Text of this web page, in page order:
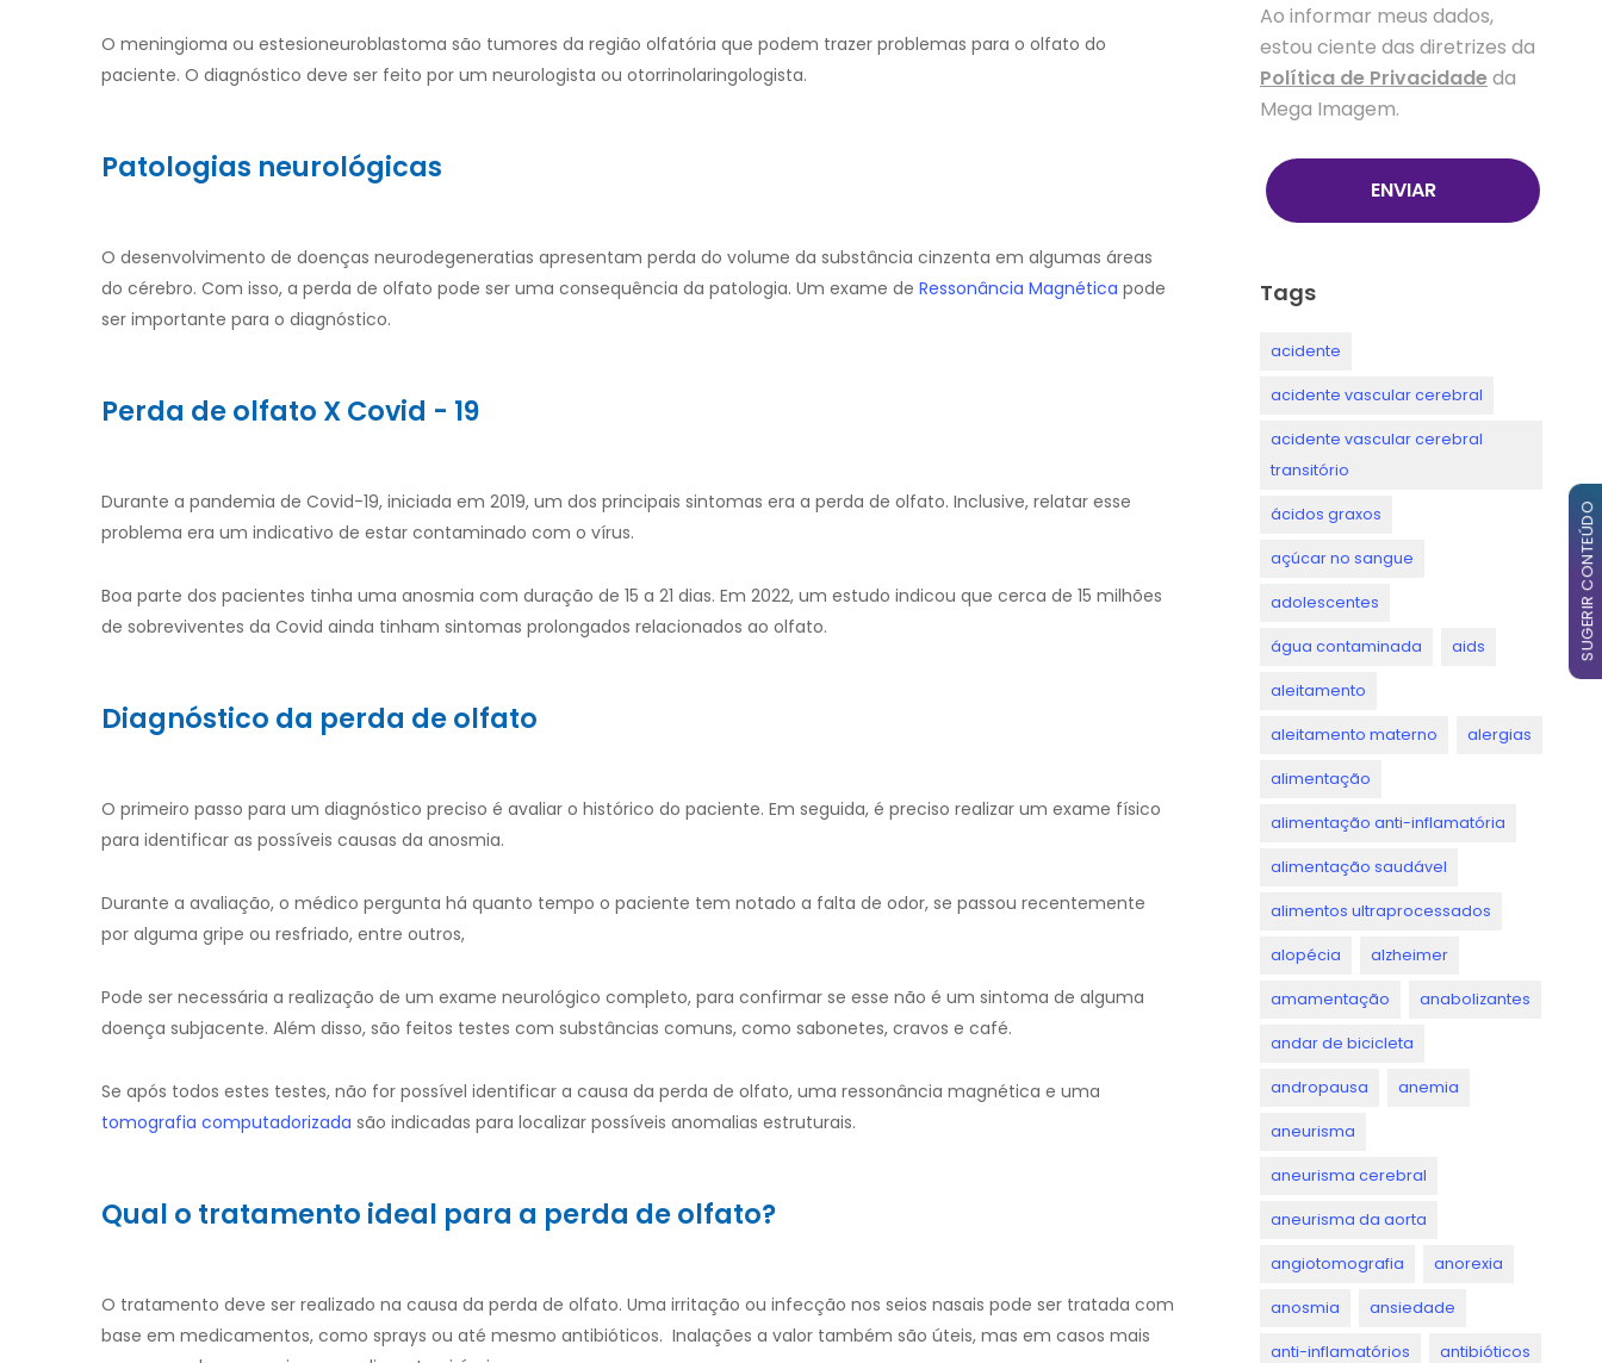
O meningioma ou estesioneuroblastoma são tumores da região olfatória que podem trazer problemas para o olfato do
paciente. O diagnóstico deve ser feito por um neurologista ou otorrinolaringologista.
Patologias neurológicas
O desenvolvimento de doenças neurodegeneratias apresentam perda do volume da substância cinzenta em algumas áreas
do cérebro. Com isso, a perda de olfato pode ser uma consequência da patologia. Um exame de Ressonância Magnética pode
ser importante para o diagnóstico.
Perda de olfato X Covid - 19
Durante a pandemia de Covid-19, iniciada em 2019, um dos principais sintomas era a perda de olfato. Inclusive, relatar esse
problema era um indicativo de estar contaminado com o vírus.
Boa parte dos pacientes tinha uma anosmia com duração de 15 a 21 dias. Em 2022, um estudo indicou que cerca de 15 milhões
de sobreviventes da Covid ainda tinham sintomas prolongados relacionados ao olfato.
Diagnóstico da perda de olfato
O primeiro passo para um diagnóstico preciso é avaliar o histórico do paciente. Em seguida, é preciso realizar um exame físico
para identificar as possíveis causas da anosmia.
Durante a avaliação, o médico pergunta há quanto tempo o paciente tem notado a falta de odor, se passou recentemente
por alguma gripe ou resfriado, entre outros,
Pode ser necessária a realização de um exame neurológico completo, para confirmar se esse não é um sintoma de alguma
doença subjacente. Além disso, são feitos testes com substâncias comuns, como sabonetes, cravos e café.
Se após todos estes testes, não for possível identificar a causa da perda de olfato, uma ressonância magnética e uma
tomografia computadorizada são indicadas para localizar possíveis anomalias estruturais.
Qual o tratamento ideal para a perda de olfato?
O tratamento deve ser realizado na causa da perda de olfato. Uma irritação ou infecção nos seios nasais pode ser tratada com
base em medicamentos, como sprays ou até mesmo antibióticos. Inalações a valor também são úteis, mas em casos mais
Ao informar meus dados,
estou ciente das diretrizes da
Política de Privacidadeda
Mega Imagem.
ENVIAR
Tags
acidente
acidente vascular cerebral
acidente vascular cerebral
transitório
ácidos graxos
açúcar no sangue
adolescentes
água contaminada aids
aleitamento
aleitamento materno alergias
alimentação
alimentação anti-inflamatória
alimentação saudável
alimentos ultraprocessados
alopécia alzheimer
amamentação anabolizantes
andar de bicicleta
andropausa anemia
aneurisma
aneurisma cerebral
aneurisma da aorta
angiotomografia anorexia
anosmia ansiedade
anti-inflamatórios antibióticos
SUGERIR CONTEÚDO